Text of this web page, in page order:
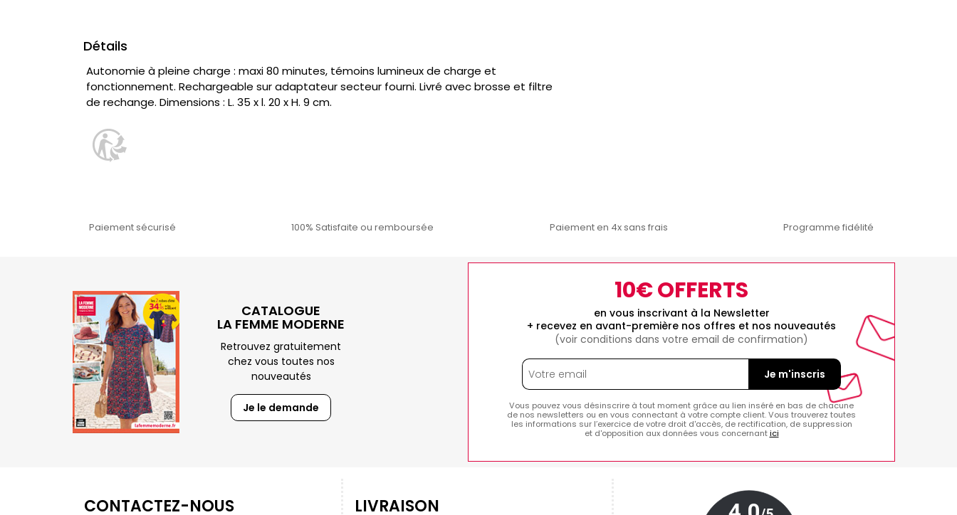
Détails
Autonomie à pleine charge : maxi 80 minutes, témoins lumineux de charge et
fonctionnement. Rechargeable sur adaptateur secteur fourni. Livré avec brosse et filtre
de rechange. Dimensions : L. 35 x l. 20 x H. 9 cm.
Paiement sécurisé 100% Satisfaite ou remboursée Paiement en 4x sans frais Programme fidélité
CATALOGUE
LA FEMME MODERNE
Retrouvez gratuitement
chez vous toutes nos
nouveautés
Je le demande
10€ OFFERTS
en vous inscrivant à la Newsletter
+ recevez en avant-première nos offres et nos nouveautés
(voir conditions dans votre email de confirmation)
Je m'inscris
Vous pouvez vous désinscrire à tout moment grâce au lien inséré en bas de chacune
de nos newsletters ou en vous connectant à votre compte client. Vous trouverez toutes
les informations sur l’exercice de votre droit d'accès, de rectification, de suppression
et d'opposition aux données vous concernantici
CONTACTEZ-NOUS LIVRAISON